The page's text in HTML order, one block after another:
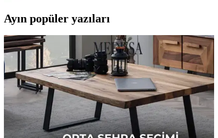
Ayın popüler yazıları